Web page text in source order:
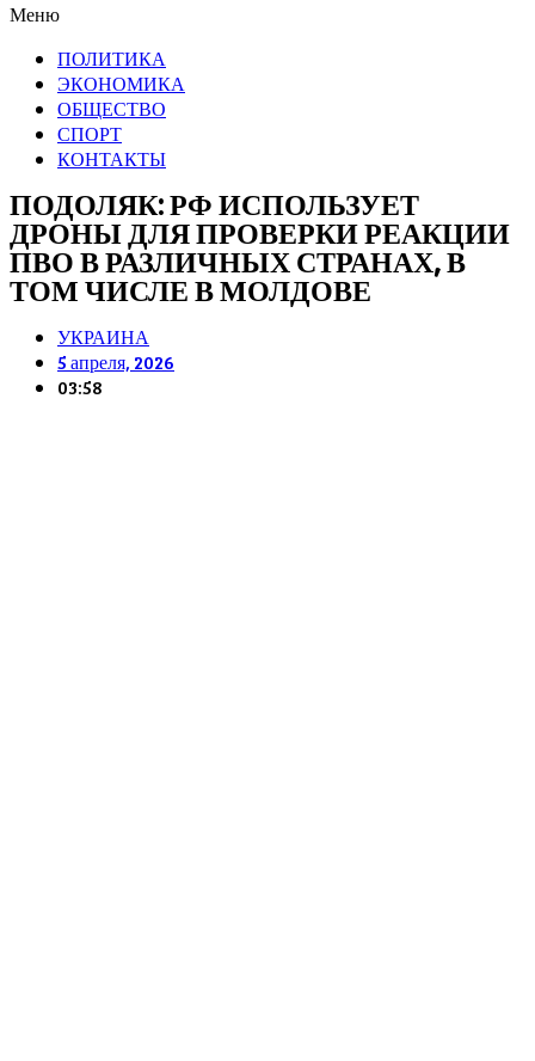
Меню
ПОЛИТИКА
ЭКОНОМИКА
ОБЩЕСТВО
СПОРТ
КОНТАКТЫ
ПОДОЛЯК: РФ ИСПОЛЬЗУЕТ
ДРОНЫ ДЛЯ ПРОВЕРКИ РЕАКЦИИ
ПВО В РАЗЛИЧНЫХ СТРАНАХ, В
ТОМ ЧИСЛЕ В МОЛДОВЕ
УКРАИНА
5 апреля, 2026
03:58